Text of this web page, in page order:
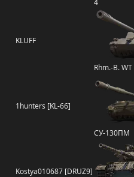
4
KLUFF
Rhm.-B. WT
1hunters [KL-66]
СУ-130ПМ
Kostya010687 [DRUZ9]